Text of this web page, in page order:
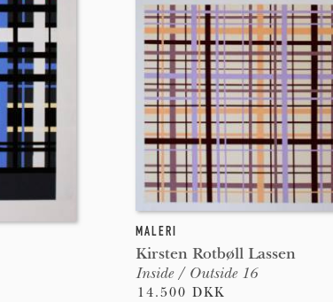
MALERI
Kirsten Rotbøll Lassen
Inside / Outside 16
14.500 DKK